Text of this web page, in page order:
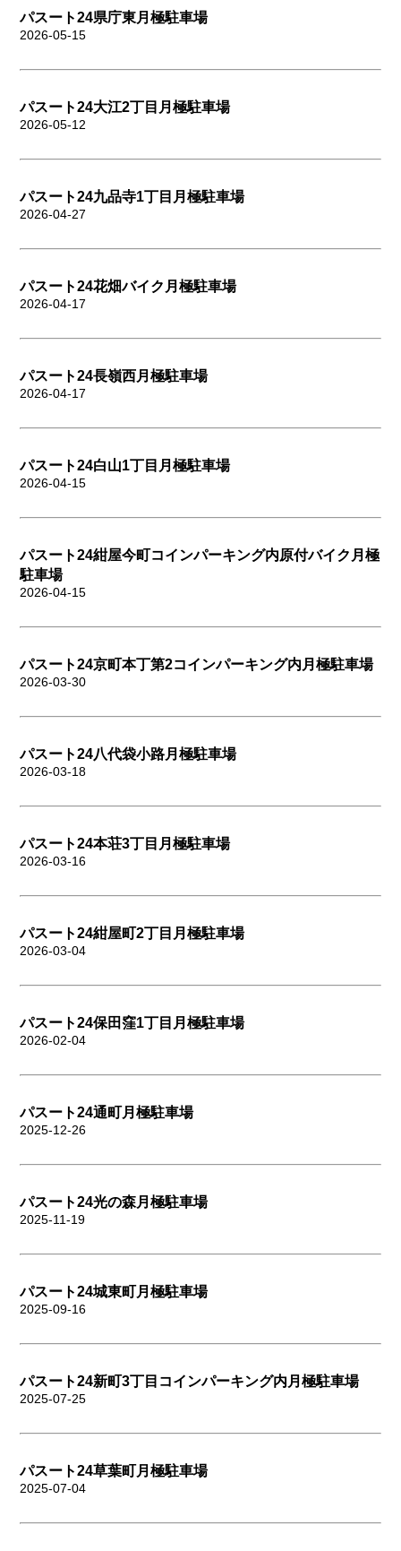
パスート24県庁東月極駐車場
2026-05-15
パスート24大江2丁目月極駐車場
2026-05-12
パスート24九品寺1丁目月極駐車場
2026-04-27
パスート24花畑バイク月極駐車場
2026-04-17
パスート24長嶺西月極駐車場
2026-04-17
パスート24白山1丁目月極駐車場
2026-04-15
パスート24紺屋今町コインパーキング内原付バイク月極
駐車場
2026-04-15
パスート24京町本丁第2コインパーキング内月極駐車場
2026-03-30
パスート24八代袋小路月極駐車場
2026-03-18
パスート24本荘3丁目月極駐車場
2026-03-16
パスート24紺屋町2丁目月極駐車場
2026-03-04
パスート24保田窪1丁目月極駐車場
2026-02-04
パスート24通町月極駐車場
2025-12-26
パスート24光の森月極駐車場
2025-11-19
パスート24城東町月極駐車場
2025-09-16
パスート24新町3丁目コインパーキング内月極駐車場
2025-07-25
パスート24草葉町月極駐車場
2025-07-04